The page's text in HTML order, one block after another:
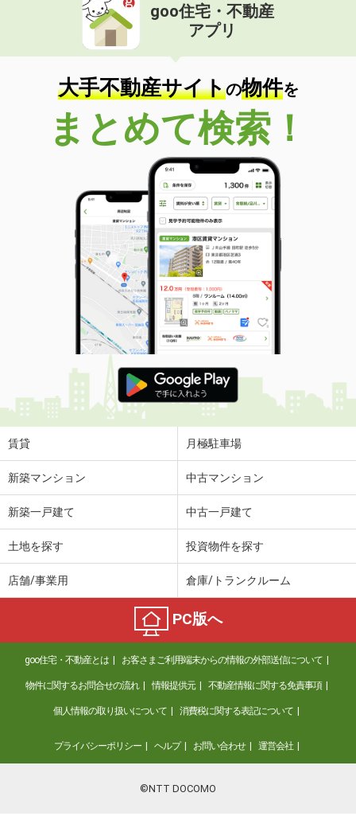
goo住宅・不動産
アプリ
大手不動産サイトの物件を
まとめて検索！
賃貸 月極駐車場
新築マンション 中古マンション
新築一戸建て 中古一戸建て
土地を探す 投資物件を探す
店舗/事業用 倉庫/トランクルーム
PC版へ
goo住宅・不動産とは お客さまご利用端末からの情報の外部送信について
物件に関するお問合せの流れ 情報提供元 不動産情報に関する免責事項
個人情報の取り扱いについて 消費税に関する表記について
プライバシーポリシー ヘルプ お問い合わせ 運営会社
©NTT DOCOMO